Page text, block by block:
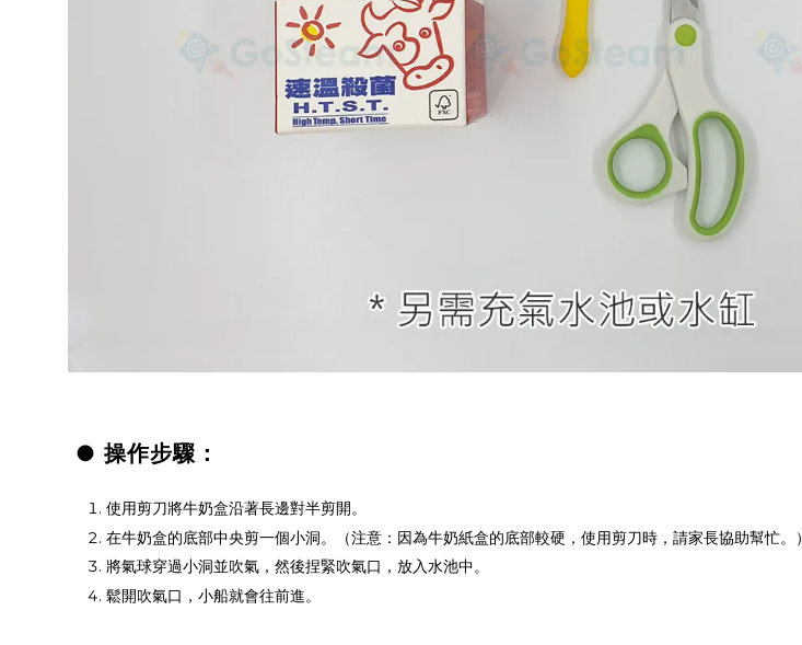
● 操作步驟：
使用剪刀將牛奶盒沿著長邊對半剪開。
在牛奶盒的底部中央剪一個小洞。（注意：因為牛奶紙盒的底部較硬，使用剪刀時，請家長協助幫忙。）
將氣球穿過小洞並吹氣，然後捏緊吹氣口，放入水池中。
鬆開吹氣口，小船就會往前進。